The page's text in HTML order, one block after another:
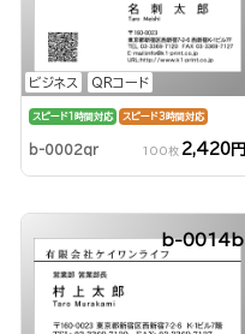
ビジネス QRコード
スピード1時間対応 スピード3時間対応
b-0002qr 100枚 2,420円
b-0014b